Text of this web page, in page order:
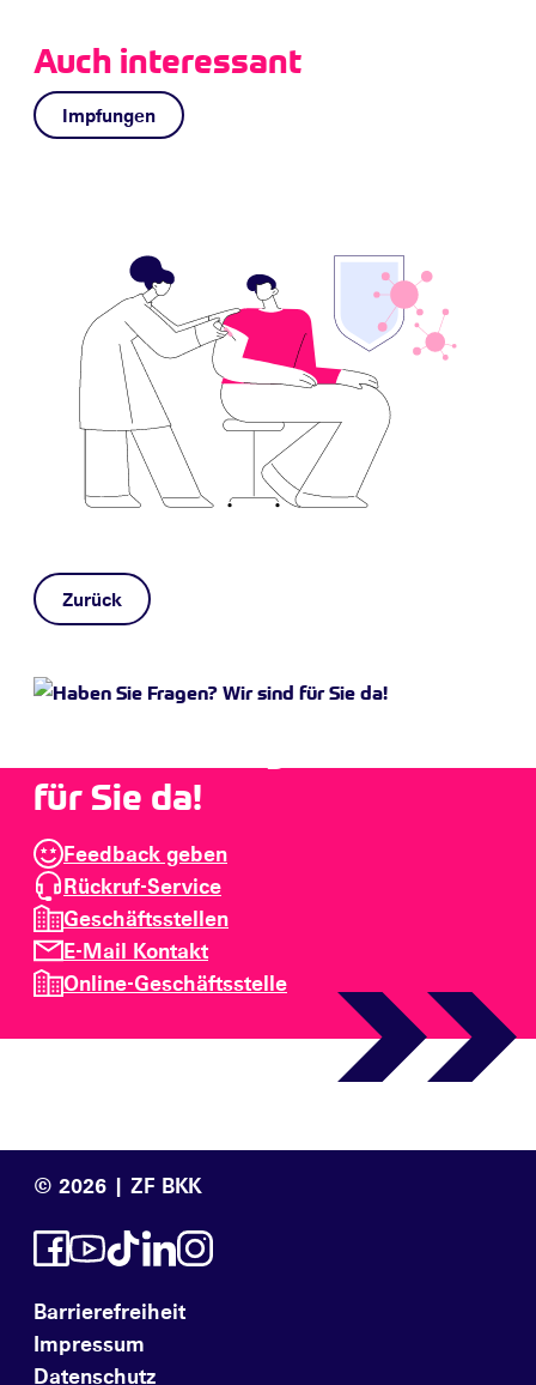
Auch interessant
Impfungen
Zurück
für Sie da!
Feedback geben
Rückruf-Service
Geschäftsstellen
E-Mail Kontakt
Online-Geschäftsstelle
© 2026 | ZF BKK
Barrierefreiheit
Impressum
Datenschutz